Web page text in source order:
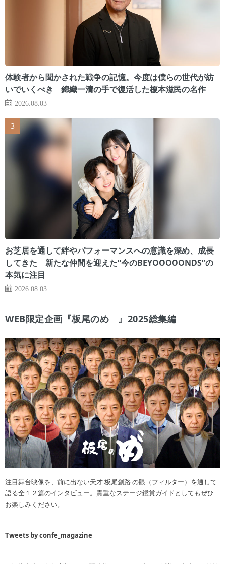
体験者から聞かされた戦争の記憶。今度は僕らの世代が紡
いでいくべき 錦織一清の手で復活した榎本滋民の名作
2026.08.03
お芝居を通して絆やパフォーマンスへの意識を深め、成長
してきた 新たな仲間を迎えた“今のBEYOOOOONDS”の
本気に注目
2026.08.03
WEB限定企画『板尾のめ゙』2025総集編
注目舞台映像を、前に出ない天才 板尾創路 の眼（フィルター）を通して
語る全１２篇のインタビュー。貴重なステージ鑑賞ガイドとしてもぜひ
お楽しみください。
Tweets by confe_magazine